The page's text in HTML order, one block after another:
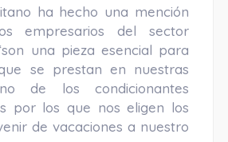
ha hecho una mención
empresarios del sector
una pieza esencial para
se prestan en nuestras
de los condicionantes
por los que nos eligen los
de vacaciones a nuestro